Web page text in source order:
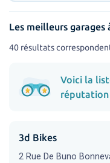
Les meilleurs garages
40 résultats
Voici la
3d Bikes
2 Rue De Buno